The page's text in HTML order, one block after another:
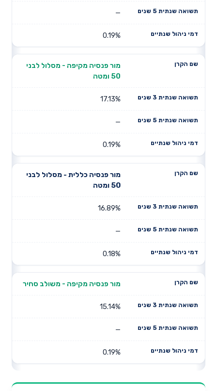
—
0.19%
מור פנסיה מקיפה - מסלול לבני
50 ומטה
17.13%
—
0.19%
מור פנסיה כללית - מסלול לבני
50 ומטה
16.89%
—
0.18%
מור פנסיה מקיפה - משולב סחיר
15.14%
—
0.19%